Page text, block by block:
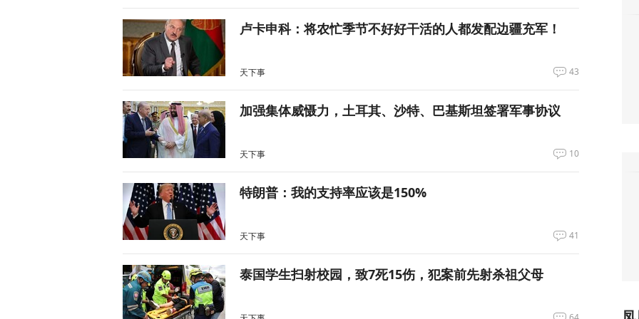
卢卡申科：将农忙季节不好好干活的人都发配边疆充军！
天下事 43
加强集体威慑力，土耳其、沙特、巴基斯坦签署军事协议
天下事 10
特朗普：我的支持率应该是150%
天下事 41
泰国学生扫射校园，致7死15伤，犯案前先射杀祖父母